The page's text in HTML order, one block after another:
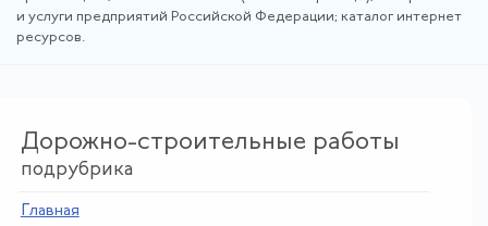
и услуги предприятий Российской Федерации; каталог интернет
ресурсов.
Дорожно-строительные работы
подрубрика
Главная